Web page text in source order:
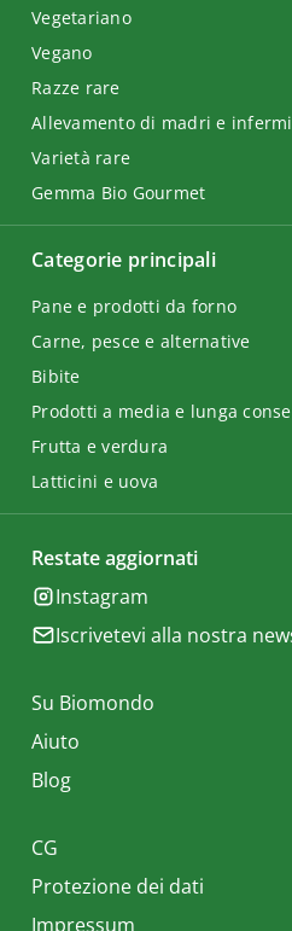
Categorie principali
Pane e prodotti da forno
Carne, pesce e alternative
Bibite
Prodotti a media e lunga
Frutta e verdura
Latticini e uova
Vegetariano
Vegano
Razze rare
Allevamento di madri e
Varietà rare
Gemma Bio Gourmet
Restate aggiornati
Instagram
Iscrivetevi alla nostra
Su Biomondo
Aiuto
Blog
CG
Protezione dei dati
Impressum